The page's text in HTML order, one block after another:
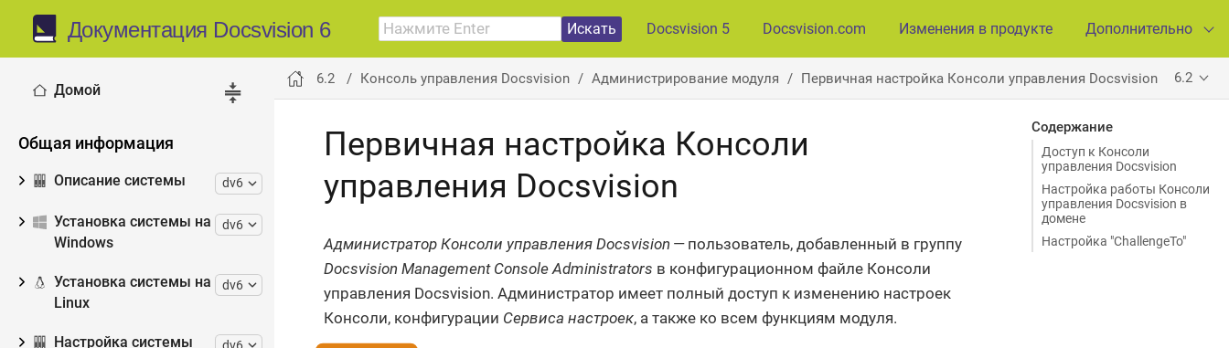
Документация Docsvision 6 Искать Docsvision 5 Docsvision.com Изменения в продукте Дополнительно
Домой
Общая информация
Описание системы dv6
Установка системы на
Windows
dv6
Установка системы на
Linux
dv6
Настройка системы dv6
6.2 Консоль управления Docsvision Администрирование модуля Первичная настройка Консоли управления Docsvision 6.2
Содержание
Доступ к Консоли
управления Docsvision
Настройка работы Консоли
управления Docsvision в
домене
Настройка "ChallengeTo"
Первичная настройка Консоли
управления Docsvision
Администратор Консоли управления Docsvision — пользователь, добавленный в группу
Docsvision Management Console Administrators в конфигурационном файле Консоли
управления Docsvision. Администратор имеет полный доступ к изменению настроек
Консоли, конфигурации Сервиса настроек, а также ко всем функциям модуля.